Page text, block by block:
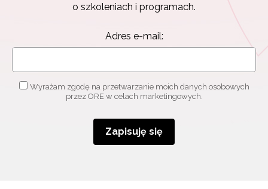
o szkoleniach i programach.
Adres e-mail:
Wyrażam zgodę na przetwarzanie moich danych osobowych
przez ORE w celach marketingowych.
Zapisuję się